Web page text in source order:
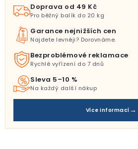
Dárkové tipy
Slevy
Pro mazlíky
Testovací laboratoř
Doprava od 49 Kč
Pro běžný balík do 20 kg
Garance nejnižších cen
Najdete levněji? Dorovnáme.
Bezproblémové reklamace
Rychlé vyřízení do 7 dnů
Sleva 5–10 %
Na každý další nákup
Více informací